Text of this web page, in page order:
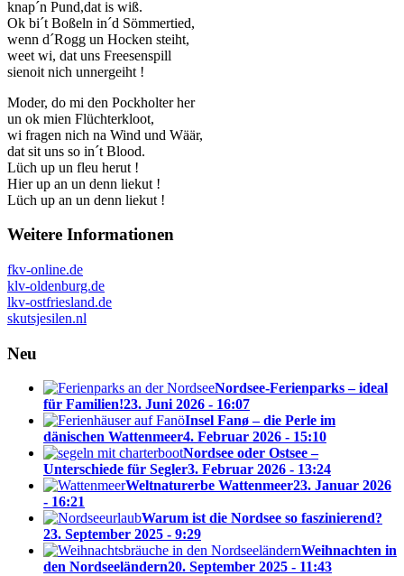
knap´n Pund,dat is wiß.
Ok bi´t Boßeln in´d Sömmertied,
wenn d´Rogg un Hocken steiht,
weet wi, dat uns Freesenspill
sienoit nich unnergeiht !
Moder, do mi den Pockholter her
un ok mien Flüchterkloot,
wi fragen nich na Wind und Wäär,
dat sit uns so in´t Blood.
Lüch up un fleu herut !
Hier up an un denn liekut !
Lüch up an un denn liekut !
Weitere Informationen
fkv-online.de
klv-oldenburg.de
lkv-ostfriesland.de
skutsjesilen.nl
Neu
Nordsee-Ferienparks – ideal
für Familien!23. Juni 2026 - 16:07
Insel Fanø – die Perle im
dänischen Wattenmeer4. Februar 2026 - 15:10
Nordsee oder Ostsee –
Unterschiede für Segler3. Februar 2026 - 13:24
Weltnaturerbe Wattenmeer23. Januar 2026
- 16:21
Warum ist die Nordsee so faszinierend?
23. September 2025 - 9:29
Weihnachten in
den Nordseeländern20. September 2025 - 11:43